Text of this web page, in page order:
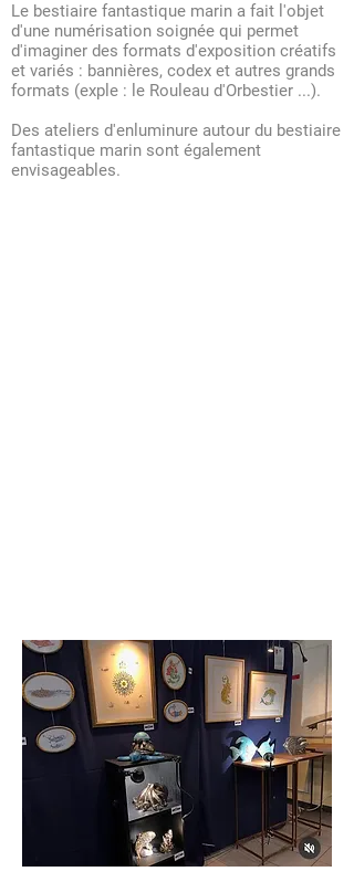
Le bestiaire fantastique marin a fait l'objet
d'une numérisation soignée qui permet
d'imaginer des formats d'exposition créatifs
et variés : bannières, codex et autres grands
formats (exple : le Rouleau d'Orbestier ...).
Des ateliers d'enluminure autour du bestiaire
fantastique marin sont également
envisageables.